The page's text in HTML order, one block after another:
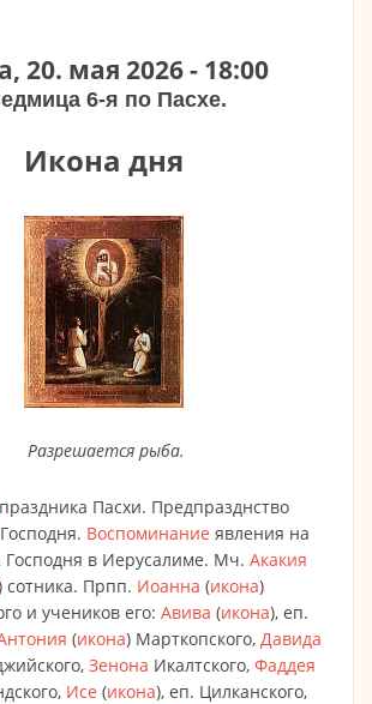
20. мая 2026 - 18:00
6-я по Пасхе.
Икона дня
Разрешается рыба.
праздника Пасхи. Предпразднство
Воспоминание явления на
Господня в Иерусалиме. Мч. Акакия
сотника. Прпп. Иоанна (икона)
и учеников его: Авива (икона), еп.
(икона) Марткопского, Давида
Зенона Икалтского, Фаддея
Исе (икона), еп. Цилканского,